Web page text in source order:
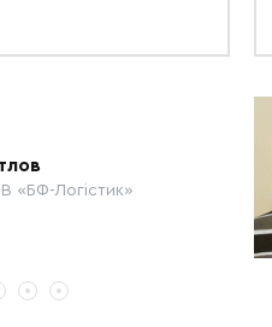
«БФ-Логістик»